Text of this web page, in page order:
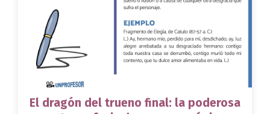
El dragón del trueno final: la poderosa